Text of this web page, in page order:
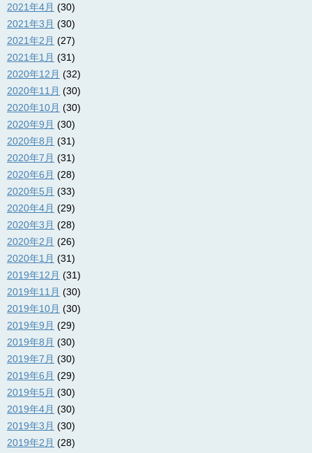
2021年4月 (30)
2021年3月 (30)
2021年2月 (27)
2021年1月 (31)
2020年12月 (32)
2020年11月 (30)
2020年10月 (30)
2020年9月 (30)
2020年8月 (31)
2020年7月 (31)
2020年6月 (28)
2020年5月 (33)
2020年4月 (29)
2020年3月 (28)
2020年2月 (26)
2020年1月 (31)
2019年12月 (31)
2019年11月 (30)
2019年10月 (30)
2019年9月 (29)
2019年8月 (30)
2019年7月 (30)
2019年6月 (29)
2019年5月 (30)
2019年4月 (30)
2019年3月 (30)
2019年2月 (28)